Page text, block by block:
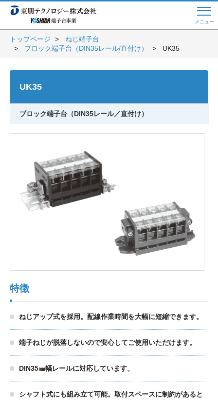
メニュー
Web商談 ご希望の方はこちら
トップページへ
よくある質問
会員登録
トップページ
ねじ端子台
ブロック端子台（DIN35レール/直付け）
UK35
UK35
ブロック端子台（DIN35レール／直付け）
特徴
ねじアップ式を採用。配線作業時間を大幅に短縮できます。
端子ねじが脱落しないので安心してご使用いただけます。
DIN35㎜幅レールに対応しています。
シャフト式にも組み立て可能。取付スペースに制約があると